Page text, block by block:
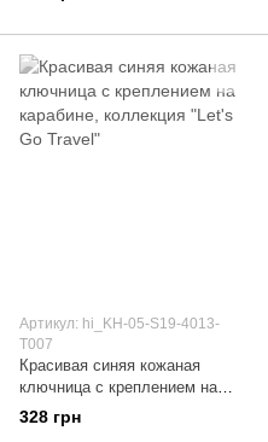
Артикул: hi_KH-05-S19-4013-
T007
Красивая синяя кожаная
ключница с креплением на
карабине, коллекция "Let's Go
Travel"
328 грн